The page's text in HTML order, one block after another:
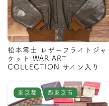
松本零士 レザーフライトジャ
ケット WAR ART
COLLECTION サイン入り
東京都 西東京市